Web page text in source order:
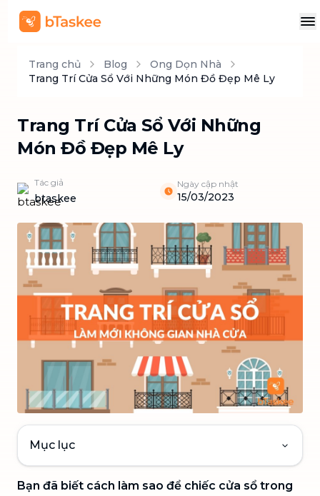
Trang chủ Blog
Ong Dọn Nhà
Trang Trí Cửa Sổ Với Những Món Đồ Đẹp Mê Ly
Trang Trí Cửa Sổ Với Những
Món Đồ Đẹp Mê Ly
Tác giả
btaskee
Ngày cập nhật
15/03/2023
Mục lục
Bạn đã biết cách làm sao để chiếc cửa sổ trong